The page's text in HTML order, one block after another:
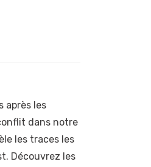
après les
dans notre
les traces les
Découvrez les